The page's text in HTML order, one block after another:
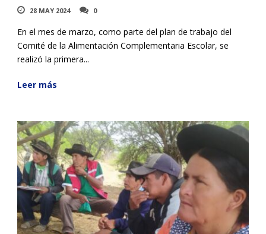
28 MAY 2024 0
En el mes de marzo, como parte del plan de trabajo del
Comité de la Alimentación Complementaria Escolar, se
realizó la primera...
Leer más